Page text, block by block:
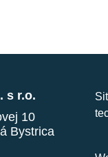
s r.o.
10
Bystrica